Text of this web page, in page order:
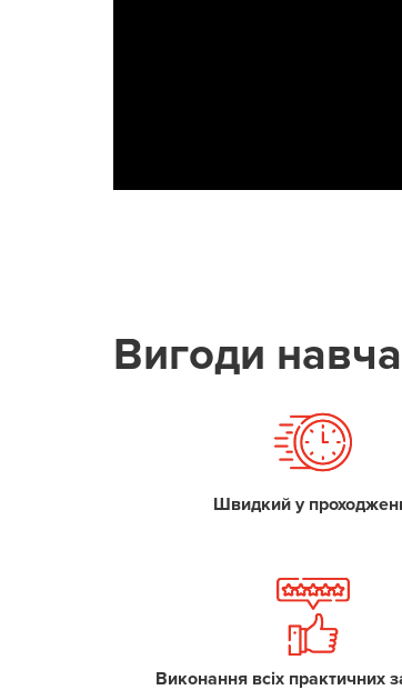
Вигоди
Швидкий у
Виконання всіх практичних